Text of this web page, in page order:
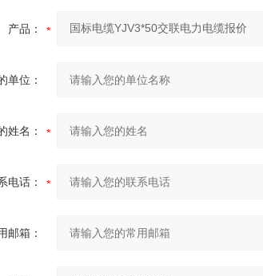
产品：
单位：
姓名：
电话：
邮箱：